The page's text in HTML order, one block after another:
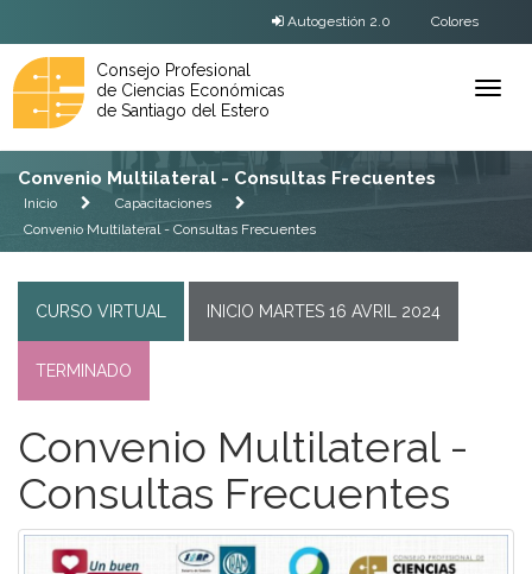
Autogestión 2.0 Colores
Ver
Consejo Profesional
de Ciencias Económicas
de Santiago del Estero
Convenio Multilateral - Consultas Frecuentes
Inicio
Capacitaciones
Convenio Multilateral - Consultas Frecuentes
CURSO VIRTUAL INICIO MARTES 16 AVRIL 2024
TERMINADO
Convenio Multilateral -
Consultas Frecuentes